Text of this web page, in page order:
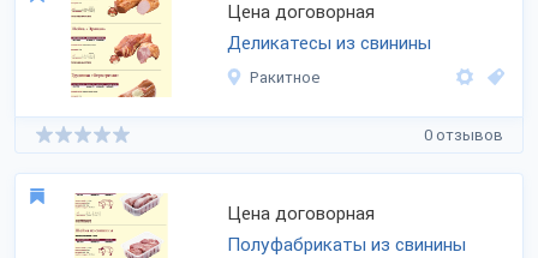
Цена договорная
Деликатесы из свинины
Ракитное
0 отзывов
Цена договорная
Полуфабрикаты из свинины